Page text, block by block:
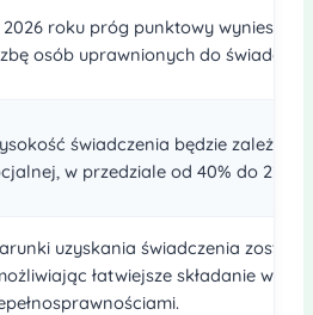
2026 roku próg punktowy wyniesie
osób uprawnionych do
świadczenia będzie
w przedziale od 40% do
uzyskania świadczenia zostały
łatwiejsze składanie